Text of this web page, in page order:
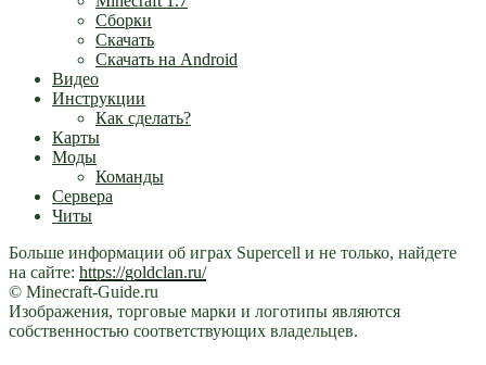
Сборки
Скачать
Скачать на Android
Видео
Инструкции
Как сделать?
Карты
Моды
Команды
Сервера
Читы
Больше информации об играх Supercell и не только, найдете
на сайте: https://goldclan.ru/
© Minecraft-Guide.ru
Изображения, торговые марки и логотипы являются
собственностью соответствующих владельцев.